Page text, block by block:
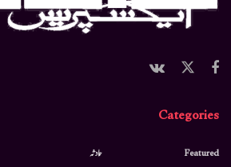
Categories
Featured
حادثہ